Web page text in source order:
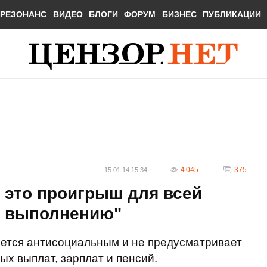
РЕЗОНАНС ВИДЕО БЛОГИ ФОРУМ БИЗНЕС ПУБЛИКАЦИИ
15.01.14 15:34 4 045 375
проигрыш для всей
выполнению"
антисоциальным и не предусматривает
выплат, зарплат и пенсий.